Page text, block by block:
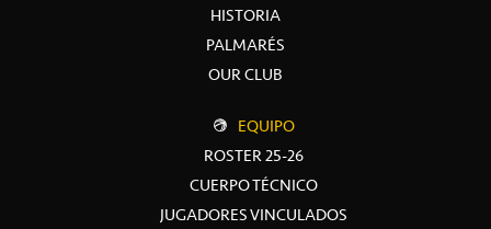
HISTORIA
PALMARÉS
OUR CLUB
EQUIPO
ROSTER 25-26
CUERPO TÉCNICO
JUGADORES VINCULADOS